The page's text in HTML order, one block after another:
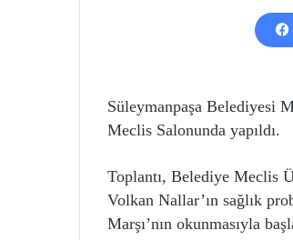
Süleymanpaşa Belediyesi
Meclis Salonunda yapıldı.
Toplantı, Belediye Meclis
Volkan Nallar’ın sağlık
Marşı’nın okunmasıyla